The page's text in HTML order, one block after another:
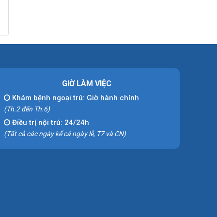
GIỜ LÀM VIỆC
Khám bệnh ngoại trú: Giờ hành chính
(Th.2 đến Th.6)
Điều trị nội trú: 24/24h
(Tất cả các ngày kể cả ngày lễ, T7 và CN)